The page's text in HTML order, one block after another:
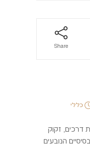
Share
כללי
דרכים, זקוק
הנובעים